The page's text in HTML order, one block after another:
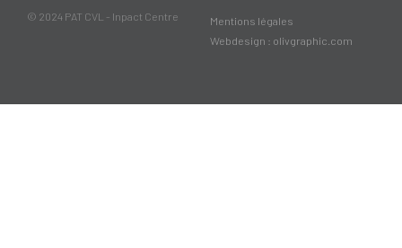
© 2024 PAT CVL - Inpact Centre
Mentions légales
Webdesign : olivgraphic.com